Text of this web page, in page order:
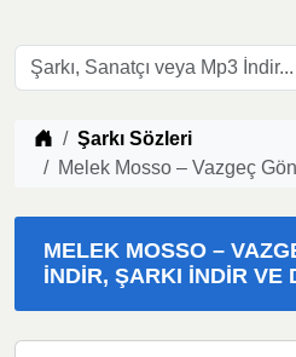
Müzik indir
Şarkı Sözleri
Melek Mosso – Vazgeç
MELEK MOSSO –
İNDIR, ŞARKI İNDIR VE